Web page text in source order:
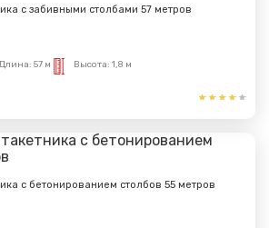
с забивными столбами 57 метров
Длина: 57 м Высота: 1,8 м
с бетонированием столбов 55 метров